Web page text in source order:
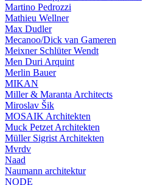
Martino Pedrozzi
Mathieu Wellner
Max Dudler
Mecanoo/Dick van Gameren
Meixner Schlüter Wendt
Men Duri Arquint
Merlin Bauer
MIKAN
Miller & Maranta Architects
Miroslav Šik
MOSAIK Architekten
Muck Petzet Architekten
Müller Sigrist Architekten
Mvrdv
Naad
Naumann architektur
NODE